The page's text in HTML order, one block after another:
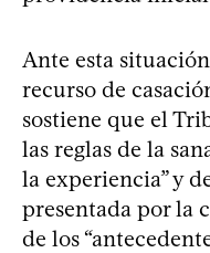
Ante esta
recurso de
sostiene que el
las reglas de la
la experiencia” y
presentada por la
de los